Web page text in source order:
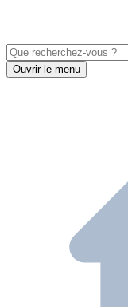
Ouvrir le menu